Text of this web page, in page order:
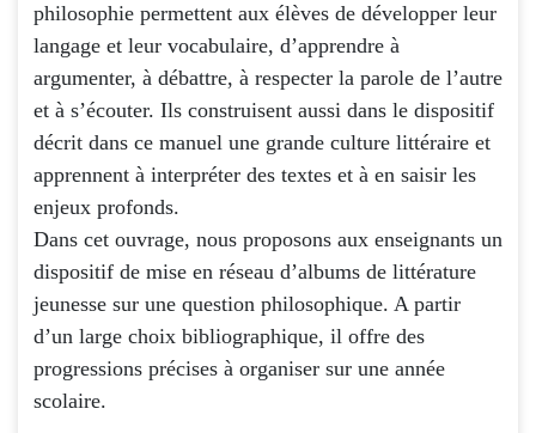
philosophie permettent aux élèves de développer leur
langage et leur vocabulaire, d’apprendre à
argumenter, à débattre, à respecter la parole de l’autre
et à s’écouter. Ils construisent aussi dans le dispositif
décrit dans ce manuel une grande culture littéraire et
apprennent à interpréter des textes et à en saisir les
enjeux profonds.
Dans cet ouvrage, nous proposons aux enseignants un
dispositif de mise en réseau d’albums de littérature
jeunesse sur une question philosophique. A partir
d’un large choix bibliographique, il offre des
progressions précises à organiser sur une année
scolaire.